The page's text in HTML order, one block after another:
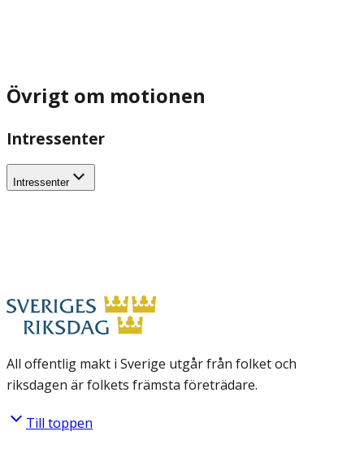
Övrigt om motionen
Intressenter
Intressenter
All offentlig makt i Sverige utgår från folket och
riksdagen är folkets främsta företrädare.
Till toppen